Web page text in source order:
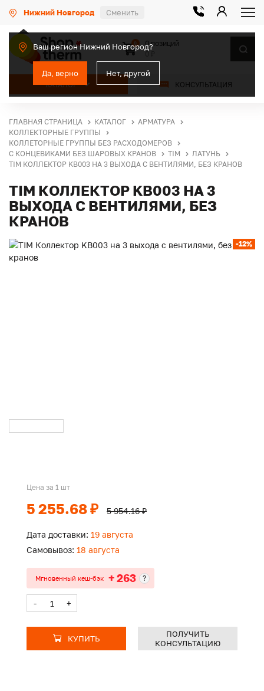
Нижний Новгород Сменить
Ваш регион Нижний Новгород?
Да, верно Нет, другой
КАТАЛОГ КОНСУЛЬТАЦИЯ
0
0 позиций
ГЛАВНАЯ СТРАНИЦА КАТАЛОГ
АРМАТУРА
КОЛЛЕКТОРНЫЕ ГРУППЫ
КОЛЛЕТОРНЫЕ ГРУППЫ БЕЗ РАСХОДОМЕРОВ
С КОНЦЕВИКАМИ БЕЗ ШАРОВЫХ КРАНОВ
TIM
ЛАТУНЬ
TIM КОЛЛЕКТОР KB003 НА 3 ВЫХОДА С ВЕНТИЛЯМИ, БЕЗ КРАНОВ
TIM КОЛЛЕКТОР KB003 НА 3
ВЫХОДА С ВЕНТИЛЯМИ, БЕЗ
КРАНОВ
-12%
Цена за 1 шт
5 255.68 ₽ 5 954.16 ₽
Дата доставки: 19 августа
Самовывоз: 18 августа
Мгновенный кеш-бэк + 263 ?
- +
КУПИТЬ
ПОЛУЧИТЬ
КОНСУЛЬТАЦИЮ